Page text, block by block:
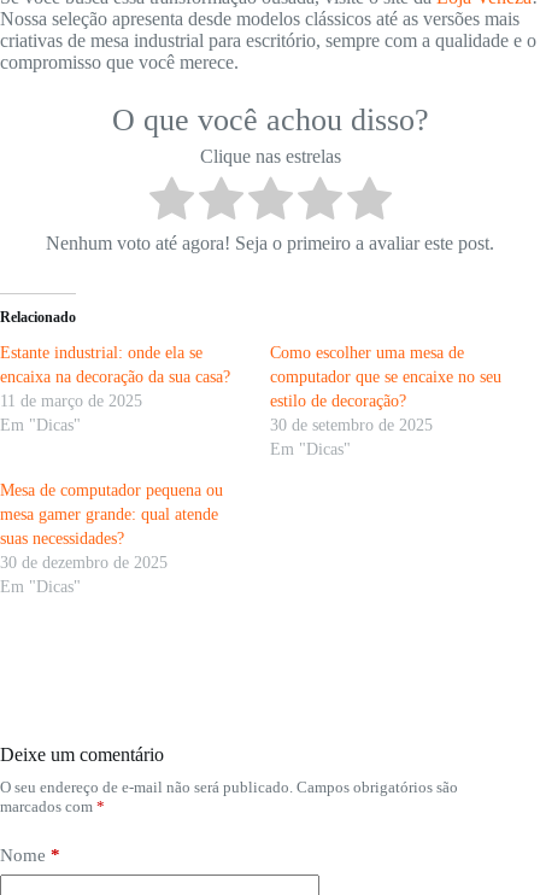
Nossa seleção apresenta desde modelos clássicos até as versões mais
criativas de mesa industrial para escritório, sempre com a qualidade e o
compromisso que você merece.
O que você achou disso?
Clique nas estrelas
Nenhum voto até agora! Seja o primeiro a avaliar este post.
Relacionado
Estante industrial: onde ela se
encaixa na decoração da sua casa?
11 de março de 2025
Em "Dicas"
Como escolher uma mesa de
computador que se encaixe no seu
estilo de decoração?
30 de setembro de 2025
Em "Dicas"
Mesa de computador pequena ou
mesa gamer grande: qual atende
suas necessidades?
30 de dezembro de 2025
Em "Dicas"
Deixe um comentário
O seu endereço de e-mail não será publicado. Campos obrigatórios são
marcados com *
Nome *